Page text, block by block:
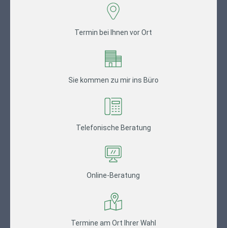
Termin bei Ihnen vor Ort
Sie kommen zu mir ins Büro
Telefonische Beratung
Online-Beratung
Termine am Ort Ihrer Wahl